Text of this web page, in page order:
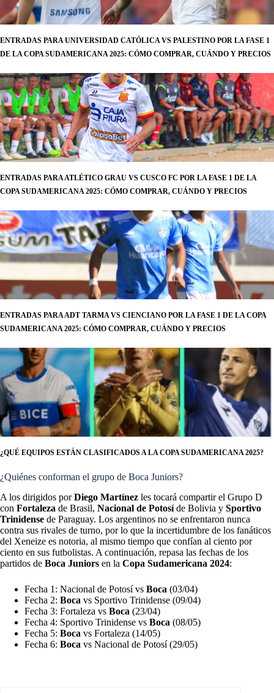
ENTRADAS PARA UNIVERSIDAD CATÓLICA VS PALESTINO POR LA FASE 1
DE LA COPA SUDAMERICANA 2025: CÓMO COMPRAR, CUÁNDO Y PRECIOS
ENTRADAS PARA ATLÉTICO GRAU VS CUSCO FC POR LA FASE 1 DE LA
COPA SUDAMERICANA 2025: CÓMO COMPRAR, CUÁNDO Y PRECIOS
ENTRADAS PARA ADT TARMA VS CIENCIANO POR LA FASE 1 DE LA COPA
SUDAMERICANA 2025: CÓMO COMPRAR, CUÁNDO Y PRECIOS
¿QUÉ EQUIPOS ESTÁN CLASIFICADOS A LA COPA SUDAMERICANA 2025?
¿Quiénes conforman el grupo de Boca Juniors?
A los dirigidos porDiego Martínez les tocará compartir el Grupo D
con Fortaleza de Brasil, Nacional de Potosíde Bolivia y Sportivo
Trinidense de Paraguay. Los argentinos no se enfrentaron nunca
contra sus rivales de turno, por lo que la incertidumbre de los fanáticos
del Xeneize es notoria, al mismo tiempo que confían al ciento por
ciento en sus futbolistas. A continuación, repasa las fechas de los
partidos de Boca Juniors en la Copa Sudamericana 2024:
Fecha 1: Nacional de Potosí vs Boca (03/04)
Fecha 2: Boca vs Sportivo Trinidense (09/04)
Fecha 3: Fortaleza vs Boca (23/04)
Fecha 4: Sportivo Trinidense vs Boca (08/05)
Fecha 5: Boca vs Fortaleza (14/05)
Fecha 6: Boca vs Nacional de Potosí (29/05)